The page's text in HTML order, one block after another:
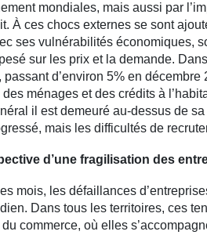
mondiales, mais aussi par
À ces chocs externes se sont
ses vulnérabilités économiques,
sur les prix et la demande.
passant d’environ 5% en
ménages et des crédits à
il est demeuré au-dessus de
mais les difficultés de
d’une fragilisation des
mois, les défaillances
Dans tous les territoires, ces
commerce, où elles